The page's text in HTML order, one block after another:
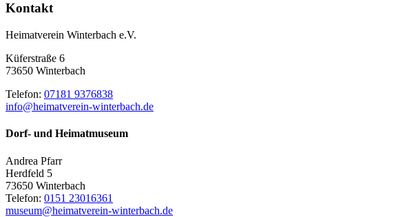
Kontakt
Heimatverein Winterbach e.V.
Küferstraße 6
73650 Winterbach
Telefon: 07181 9376838
info@heimatverein-winterbach.de
Dorf- und Heimatmuseum
Andrea Pfarr
Herdfeld 5
73650 Winterbach
Telefon: 0151 23016361
museum@heimatverein-winterbach.de